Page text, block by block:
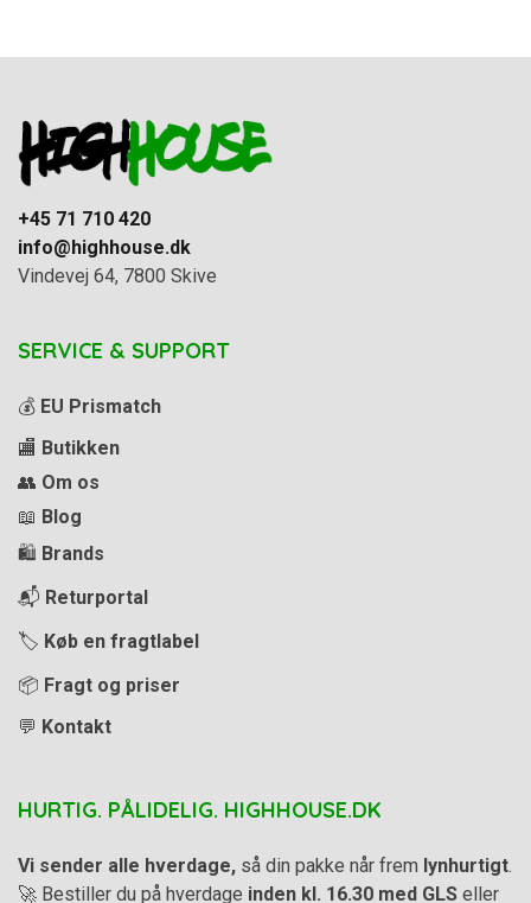
+45 71 710 420
info@highhouse.dk
Vindevej 64, 7800 Skive
SERVICE & SUPPORT
💰 EU Prismatch
🏬 Butikken
👥 Om os
📖 Blog
🛍️ Brands
📬 Returportal
🏷️ Køb en fragtlabel
📦 Fragt og priser
💬 Kontakt
HURTIG. PÅLIDELIG. HIGHHOUSE.DK
Vi sender alle hverdage, så din pakke når frem lynhurtigt
🚀 Bestiller du på hverdage inden kl. 16.30 med GLS eller